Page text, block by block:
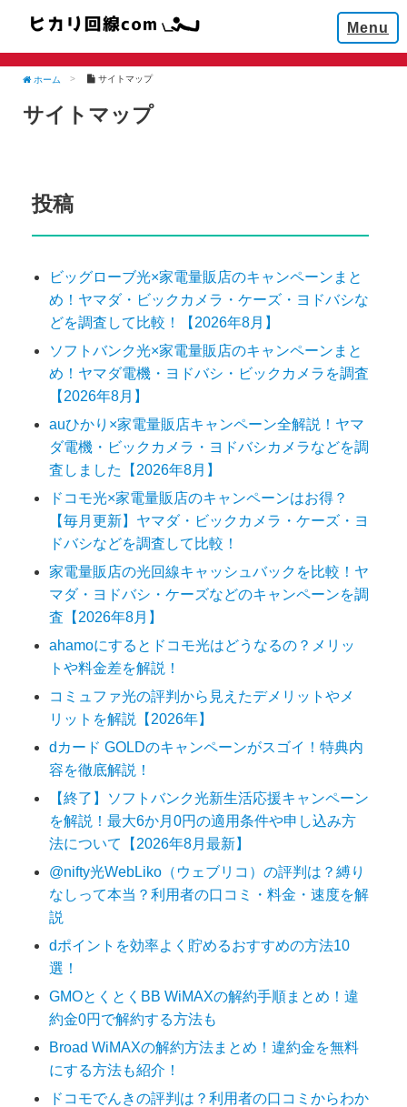
ホーム サイトマップ
サイトマップ
投稿
ビッグローブ光×家電量販店のキャンペーンまと
め！ヤマダ・ビックカメラ・ケーズ・ヨドバシな
どを調査して比較！【2026年8月】
ソフトバンク光×家電量販店のキャンペーンまと
め！ヤマダ電機・ヨドバシ・ビックカメラを調査
【2026年8月】
auひかり×家電量販店キャンペーン全解説！ヤマ
ダ電機・ビックカメラ・ヨドバシカメラなどを調
査しました【2026年8月】
ドコモ光×家電量販店のキャンペーンはお得？
【毎月更新】ヤマダ・ビックカメラ・ケーズ・ヨ
ドバシなどを調査して比較！
家電量販店の光回線キャッシュバックを比較！ヤ
マダ・ヨドバシ・ケーズなどのキャンペーンを調
査【2026年8月】
ahamoにするとドコモ光はどうなるの？メリッ
トや料金差を解説！
コミュファ光の評判から見えたデメリットやメ
リットを解説【2026年】
dカード GOLDのキャンペーンがスゴイ！特典内
容を徹底解説！
【終了】ソフトバンク光新生活応援キャンペーン
を解説！最大6か月0円の適用条件や申し込み方
法について【2026年8月最新】
@nifty光WebLiko（ウェブリコ）の評判は？縛り
なしって本当？利用者の口コミ・料金・速度を解
説
dポイントを効率よく貯めるおすすめの方法10
選！
GMOとくとくBB WiMAXの解約手順まとめ！違
約金0円で解約する方法も
Broad WiMAXの解約方法まとめ！違約金を無料
にする方法も紹介！
ドコモでんきの評判は？利用者の口コミからわか
Menu